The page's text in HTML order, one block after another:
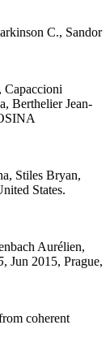
C., Sandor
, Capaccioni
, Berthelier Jean-
, Stiles Bryan,
States.
Aurélien,
, Jun 2015, Prague,
coherent